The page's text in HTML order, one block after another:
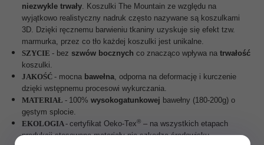
niezwykle trwały. Koszulki The Mountain ze względu na
wyjątkowo realistyczny nadruk często nazywane są koszulkami
3D. Dzięki ręcznemu barwieniu tkaniny uzyskuje się efekt tzw.
marmurka, przez co tło każdej koszulki jest unikalne.
SZYCIE - bez szwów bocznych co znacząco wpływa na trwałość
koszulki.
JAKOŚĆ - mocna bawełna, odporna na deformację i kurczenie
dzięki wstępnemu procesowi wykurczania.
MATERIAŁ - 100% wysokogatunkowej bawełny (180-200g) o
gęstym splocie.
EKOLOGIA- certyfikat Oeko-Tex® – na wszystkich etapach
produkcji stosowane materiały nie szkodzą środowisku